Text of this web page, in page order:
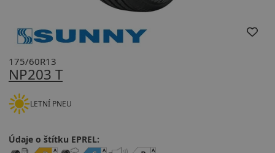
NP203 T
175/60R13
LETNÍ PNEU
Údaje o štítku EPREL: